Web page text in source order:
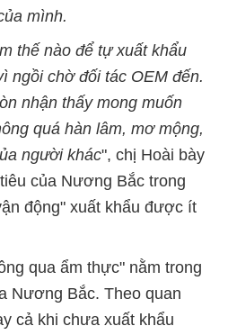
mình.
thế nào để tự xuất khẩu
ngồi chờ đối tác OEM đến.
nhận thấy mong muốn
quá hàn lâm, mơ mộng,
người khác", chị Hoài bày
của Nương Bắc trong
động" xuất khẩu được ít
qua ẩm thực" nằm trong
Nương Bắc. Theo quan
cả khi chưa xuất khẩu